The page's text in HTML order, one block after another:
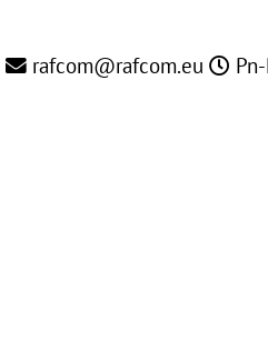
rafcom@rafcom.eu